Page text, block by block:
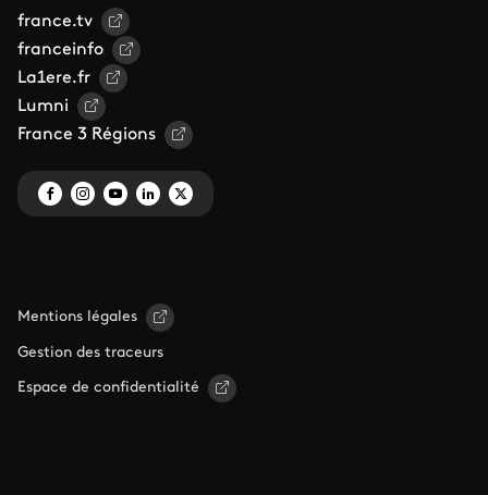
france.tv
franceinfo
La1ere.fr
Lumni
France 3 Régions
Mentions légales
Gestion des traceurs
Espace de confidentialité